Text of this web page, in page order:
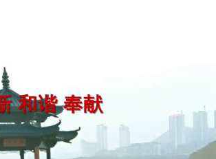
和谐 奉献